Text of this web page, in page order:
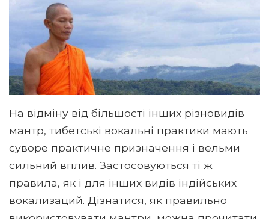
На відміну від більшості інших різновидів
мантр, тибетські вокальні практики мають
суворе практичне призначення і вельми
сильний вплив. Застосовуються ті ж
правила, як і для інших видів індійських
вокализаций. Дізнатися, як правильно